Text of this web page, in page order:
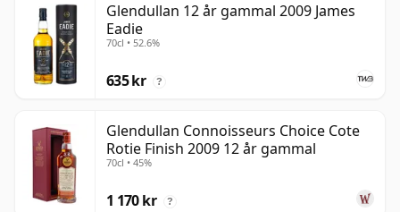
Glendullan 12 år gammal 2009 James
Eadie
70cl • 52.6%
635 kr ?
Glendullan Connoisseurs Choice Cote
Rotie Finish 2009 12 år gammal
70cl • 45%
1 170 kr ?